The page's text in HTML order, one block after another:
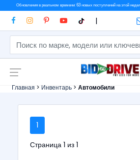
Обновления в реальном времени: 63 новых поступлений на этой
|
Главная > Инвентарь > Автомобили
1
Страница 1 из 1